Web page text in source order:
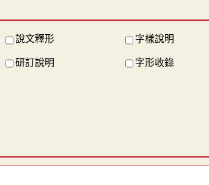
說文釋形 字樣說明
研訂說明 字形收錄